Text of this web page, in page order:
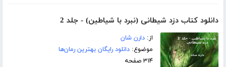
دانلود کتاب دزد شیطانی (نبرد با شیاطین) - جلد 2
از:دارن شان
موضوع:دانلود رایگان بهترین رمان‌ها
۳۱۴ صفحه